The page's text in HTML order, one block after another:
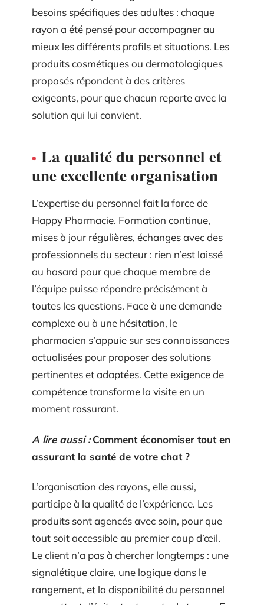
besoins spécifiques des adultes : chaque
rayon a été pensé pour accompagner au
mieux les différents profils et situations. Les
produits cosmétiques ou dermatologiques
proposés répondent à des critères
exigeants, pour que chacun reparte avec la
solution qui lui convient.
La qualité du personnel et
une excellente organisation
L’expertise du personnel fait la force de
Happy Pharmacie. Formation continue,
mises à jour régulières, échanges avec des
professionnels du secteur : rien n’est laissé
au hasard pour que chaque membre de
l’équipe puisse répondre précisément à
toutes les questions. Face à une demande
complexe ou à une hésitation, le
pharmacien s’appuie sur ses connaissances
actualisées pour proposer des solutions
pertinentes et adaptées. Cette exigence de
compétence transforme la visite en un
moment rassurant.
A lire aussi : Comment économiser tout en
assurant la santé de votre chat ?
L’organisation des rayons, elle aussi,
participe à la qualité de l’expérience. Les
produits sont agencés avec soin, pour que
tout soit accessible au premier coup d’œil.
Le client n’a pas à chercher longtemps : une
signalétique claire, une logique dans le
rangement, et la disponibilité du personnel